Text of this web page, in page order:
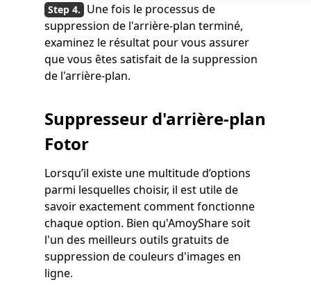
Une fois le processus de
suppression de l'arrière-plan terminé,
examinez le résultat pour vous assurer
que vous êtes satisfait de la suppression
de l'arrière-plan.
Suppresseur d'arrière-plan
Fotor
Lorsqu’il existe une multitude d’options
parmi lesquelles choisir, il est utile de
savoir exactement comment fonctionne
chaque option. Bien qu'AmoyShare soit
l'un des meilleurs outils gratuits de
suppression de couleurs d'images en
ligne.